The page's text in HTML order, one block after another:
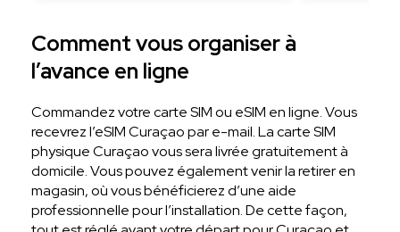
Comment vous organiser à
l’avance en ligne
Commandez votre carte SIM ou eSIM en ligne. Vous
recevrez l’eSIM Curaçao par e-mail. La carte SIM
physique Curaçao vous sera livrée gratuitement à
domicile. Vous pouvez également venir la retirer en
magasin, où vous bénéficierez d’une aide
professionnelle pour l’installation. De cette façon,